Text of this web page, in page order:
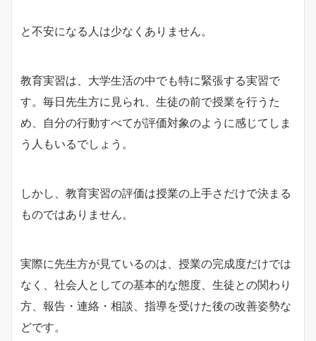
と不安になる人は少なくありません。
教育実習は、大学生活の中でも特に緊張する実習で
す。毎日先生方に見られ、生徒の前で授業を行うた
め、自分の行動すべてが評価対象のように感じてしま
う人もいるでしょう。
しかし、教育実習の評価は授業の上手さだけで決まる
ものではありません。
実際に先生方が見ているのは、授業の完成度だけでは
なく、社会人としての基本的な態度、生徒との関わり
方、報告・連絡・相談、指導を受けた後の改善姿勢な
どです。